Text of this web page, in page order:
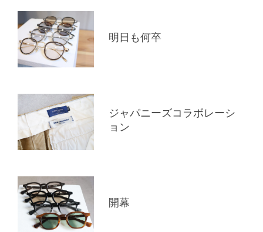
明日も何卒
ジャパニーズコラボレーシ
ョン
開幕